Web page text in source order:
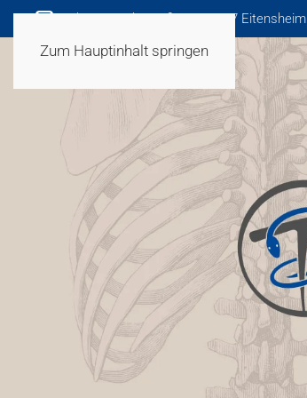
Zum Hauptinhalt springen
Robert-Bosch-Straße 1 | 85117 Eitensheim